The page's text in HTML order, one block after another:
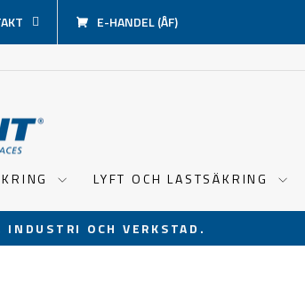
E-HANDEL (ÅF)
LYFT OCH LASTSÄKRING
OCH VERKSTAD.